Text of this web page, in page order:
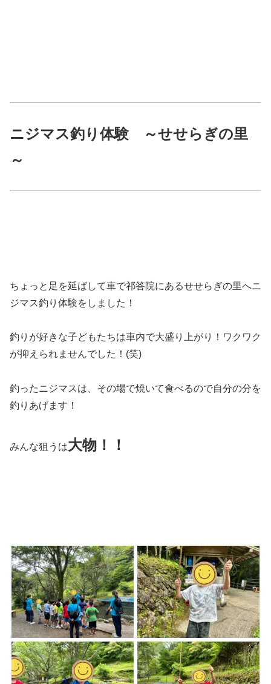
ニジマス釣り体験 ～せせらぎの里
～
ちょっと足を延ばして車で祁答院にあるせせらぎの里へニ
ジマス釣り体験をしました！
釣りが好きな子どもたちは車内で大盛り上がり！ワクワク
が抑えられませんでした！(笑)
釣ったニジマスは、その場で焼いて食べるので自分の分を
釣りあげます！
みんな狙うは大物！！